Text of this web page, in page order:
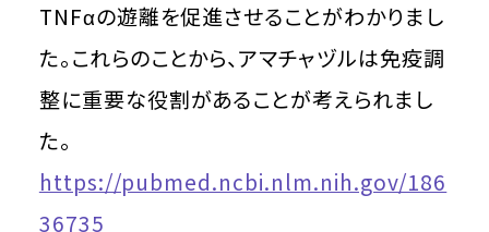
TNFαの遊離を促進させることがわかりまし
た。これらのことから、アマチャヅルは免疫調
整に重要な役割があることが考えられまし
た。
https://pubmed.ncbi.nlm.nih.gov/186
36735